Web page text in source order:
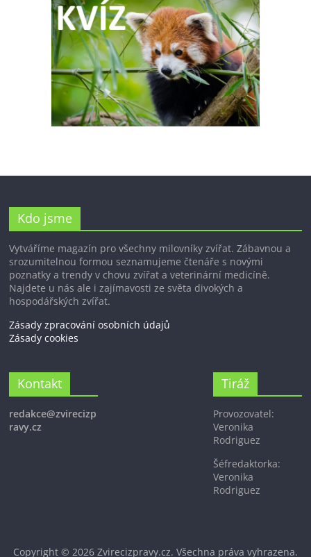
Kdo jsme
Vytváříme magazín pro všechny milovníky zvířat. Zábavnou a
srozumitelnou formou seznamujeme čtenáře s novými
poznatky a trendy v chovu zvířat a veterinární medicíně.
Najdete u nás ale i zajímavosti ze světa divokých a
hospodářských zvířat.
Zásady zpracování osobních údajů
Zásady cookies
Kontakt
redakce@zvirecizp
ravy.cz
Tiráž
Provozovatel:
Veronika
Rodriguez
Šéfredaktorka:
Veronika
Rodriguez
Copyright © 2026 Zvirecizpravy.cz. Všechna práva vyhrazena.